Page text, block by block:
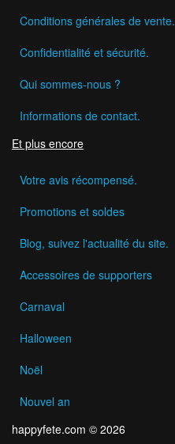
Conditions générales de vente.
Confidentialité et sécurité.
Qui sommes-nous ?
Informations de contact.
Et plus encore
Votre avis récompensé.
Promotions et soldes
Blog, suivez l'actualité du site.
Accessoires de supporters
Carnaval
Halloween
Noël
Nouvel an
happyfete.com © 2026